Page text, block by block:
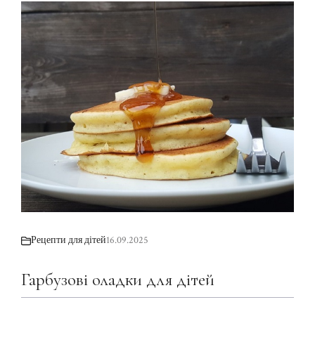
Рецепти для дітей16.09.2025
Гарбузові оладки для дітей